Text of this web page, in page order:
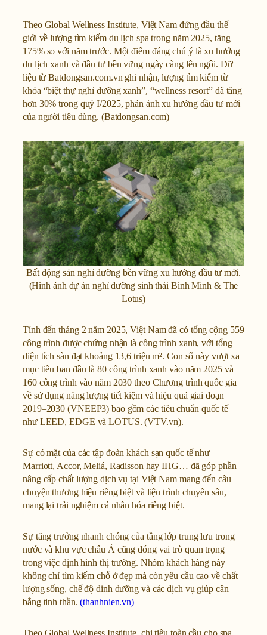
Theo Global Wellness Institute, Việt Nam đứng đầu thế
giới về lượng tìm kiếm du lịch spa trong năm 2025, tăng
175% so với năm trước. Một điểm đáng chú ý là xu hướng
du lịch xanh và đầu tư bền vững ngày càng lên ngôi. Dữ
liệu từ Batdongsan.com.vn ghi nhận, lượng tìm kiếm từ
khóa “biệt thự nghỉ dưỡng xanh”, “wellness resort” đã tăng
hơn 30% trong quý I/2025, phản ánh xu hướng đầu tư mới
của người tiêu dùng. (Batdongsan.com)
Bất động sản nghỉ dưỡng bền vững xu hướng đầu tư mới.
(Hình ảnh dự án nghỉ dưỡng sinh thái Bình Minh & The
Lotus)
Tính đến tháng 2 năm 2025, Việt Nam đã có tổng cộng 559
công trình được chứng nhận là công trình xanh, với tổng
diện tích sàn đạt khoảng 13,6 triệu m². Con số này vượt xa
mục tiêu ban đầu là 80 công trình xanh vào năm 2025 và
160 công trình vào năm 2030 theo Chương trình quốc gia
về sử dụng năng lượng tiết kiệm và hiệu quả giai đoạn
2019–2030 (VNEEP3) bao gồm các tiêu chuẩn quốc tế
như LEED, EDGE và LOTUS. (VTV.vn).
Sự có mặt của các tập đoàn khách sạn quốc tế như
Marriott, Accor, Meliá, Radisson hay IHG… đã góp phần
nâng cấp chất lượng dịch vụ tại Việt Nam mang đến câu
chuyện thương hiệu riêng biệt và liệu trình chuyên sâu,
mang lại trải nghiệm cá nhân hóa riêng biệt.
Sự tăng trưởng nhanh chóng của tầng lớp trung lưu trong
nước và khu vực châu Á cũng đóng vai trò quan trọng
trong việc định hình thị trường. Nhóm khách hàng này
không chỉ tìm kiếm chỗ ở đẹp mà còn yêu cầu cao về chất
lượng sống, chế độ dinh dưỡng và các dịch vụ giúp cân
bằng tinh thần.(thanhnien.vn)